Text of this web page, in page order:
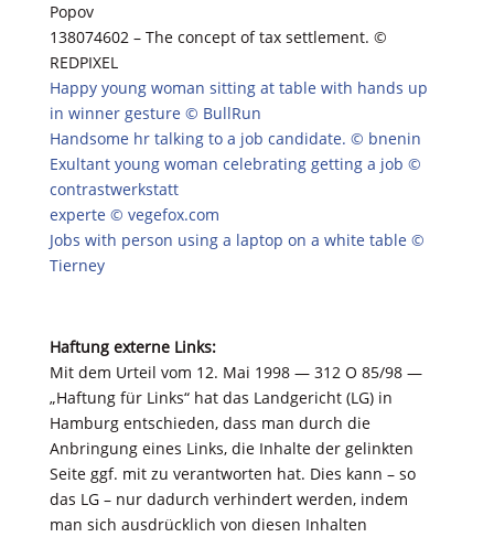
Popov
138074602 – The concept of tax settlement. ©
REDPIXEL
Happy young woman sitting at table with hands up
in winner gesture © BullRun
Handsome hr talking to a job candidate. © bnenin
Exultant young woman celebrating getting a job ©
contrastwerkstatt
experte © vegefox.com
Jobs with person using a laptop on a white table ©
Tierney
Haftung externe Links:
Mit dem Urteil vom 12. Mai 1998 — 312 O 85/98 —
„Haftung für Links“ hat das Landgericht (LG) in
Hamburg entschieden, dass man durch die
Anbringung eines Links, die Inhalte der gelinkten
Seite ggf. mit zu verantworten hat. Dies kann – so
das LG – nur dadurch verhindert werden, indem
man sich ausdrücklich von diesen Inhalten